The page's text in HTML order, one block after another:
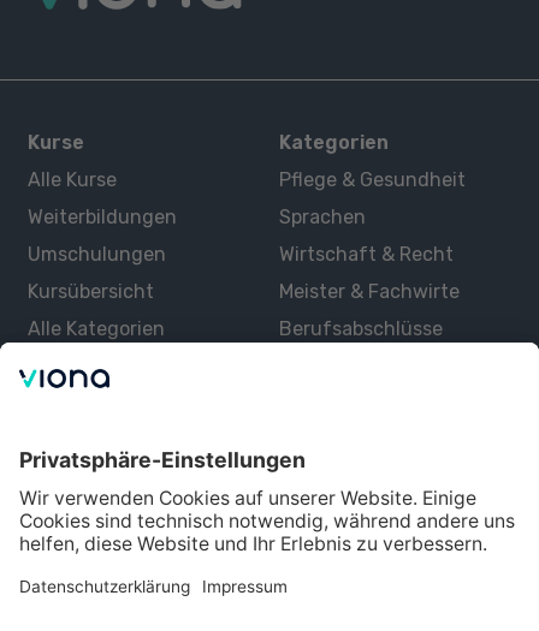
Kurse
Alle Kurse
Weiterbildungen
Umschulungen
Kursübersicht
Alle Kategorien
Kategorien
Pflege & Gesundheit
Sprachen
Wirtschaft & Recht
Meister & Fachwirte
Berufsabschlüsse
Über uns
Lernen mit Viona
Alle Partner
Partner werden